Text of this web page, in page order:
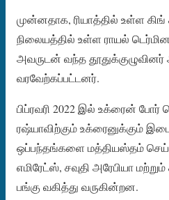
முன்னதாக, ரியாத்தில் உள்ள
நிலையத்தில் உள்ள ராயல்
அவருடன் வந்த
வரவேற்கப்பட்டனர்.
பிப்ரவரி 2022 இல் உக்ரைன் போர்
ரஷ்யாவிற்கும் உக்ரைனுக்கும்
ஒப்பந்தங்களை மத்தியஸ்தம்
எமிரேட்ஸ், சவுதி அரேபியா
பங்கு வகித்து வருகின்றன.